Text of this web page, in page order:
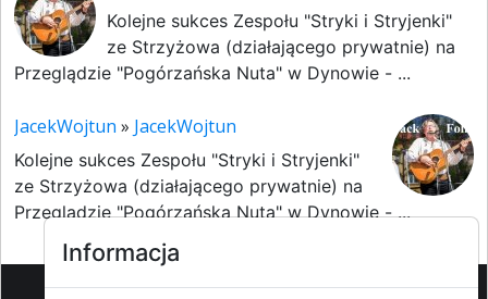
Kolejne sukces Zespołu "Stryki i Stryjenki"
ze Strzyżowa (działającego prywatnie) na
Przeglądzie "Pogórzańska Nuta" w Dynowie - ...
JacekWojtun » JacekWojtun
Kolejne sukces Zespołu "Stryki i Stryjenki"
ze Strzyżowa (działającego prywatnie) na
Przeglądzie "Pogórzańska Nuta" w Dynowie - ...
Informacja